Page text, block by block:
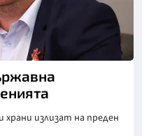
излизат на преден